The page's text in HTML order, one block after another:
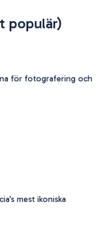
populär)
för fotografering och
mest ikoniska